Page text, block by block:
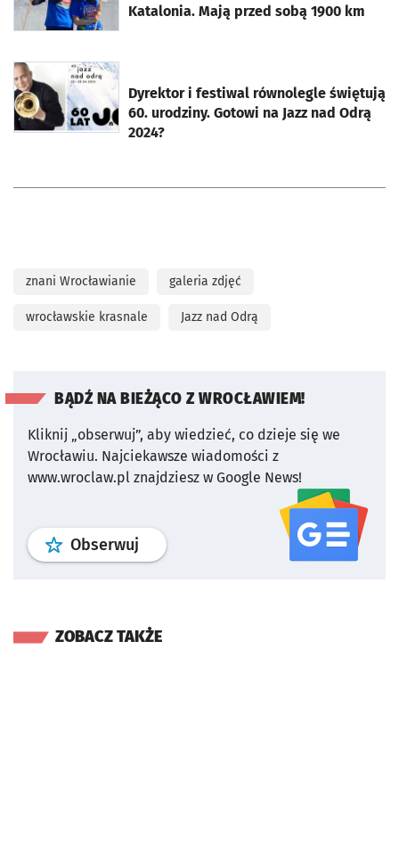
Katalonia. Mają przed sobą 1900 km
Dyrektor i festiwal równolegle świętują
60. urodziny. Gotowi na Jazz nad Odrą
2024?
otworzy się w nowej karcie
znani Wrocławianie galeria zdjęć
wrocławskie krasnale Jazz nad Odrą
BĄDŹ NA BIEŻĄCO Z WROCŁAWIEM!
Kliknij „obserwuj”, aby wiedzieć, co dzieje się we
Wrocławiu. Najciekawsze wiadomości z
www.wroclaw.pl znajdziesz w Google News!
Obserwuj profil serwisu
ZOBACZ TAKŻE